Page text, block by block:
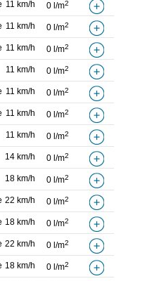
11 km/h 0 l/m2
11 km/h 0 l/m2
11 km/h 0 l/m2
11 km/h 0 l/m2
11 km/h 0 l/m2
11 km/h 0 l/m2
11 km/h 0 l/m2
14 km/h 0 l/m2
18 km/h 0 l/m2
22 km/h 0 l/m2
18 km/h 0 l/m2
22 km/h 0 l/m2
18 km/h 0 l/m2